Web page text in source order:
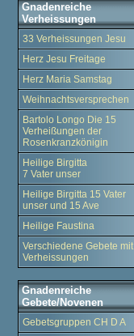
Gnadenreiche
Verheissungen
33 Verheissungen Jesu
Herz Jesu Freitage
Herz Maria Samstag
Weihnachtsversprechen
Bartolo Longo Die 15
Verheißungen der
Rosenkranzkönigin
Heilige Birgitta
7 Vater unser
Heilige Birgitta 15 Vater
unser und 15 Ave
Heilige Faustina
Verschiedene Gebete mit
Verheissungen
Gnadenreiche
Gebete/Novenen
Gebetsgruppen CH D A